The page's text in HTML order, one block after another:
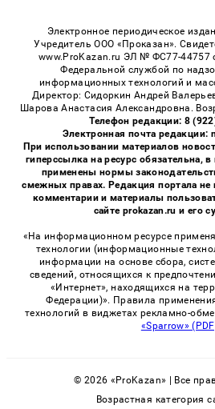
Электронное периодическое
Учредитель ООО «Проказан».
www.ProKazan.ru ЭЛ № ФС77-44757
Федеральной службой по
информационных технологий и
Директор: Сидоркин Андрей
Шарова Анастасия Александровна.
Телефон редакции: 8
Электронная почта редакции:
При использовании материалов
гиперссылка на ресурс обязательна,
применены нормы
смежных правах. Редакция портала не
комментарии и материалы
сайте prokazan.ru и его
«На информационном ресурсе
технологии (информационные
информации на основе сбора,
сведений, относящихся к
«Интернет», находящихся на
Федерации)». Правила
технологий в виджетах рекламно-
«Sparrow»
© 2026 «ProKazan» | Все
Возрастная категория